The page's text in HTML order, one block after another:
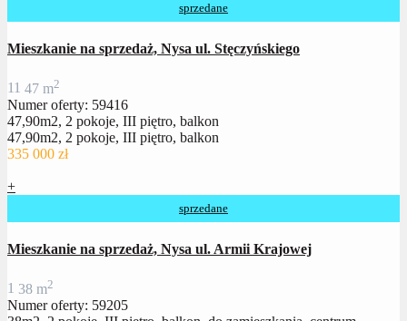
sprzedane
Mieszkanie na sprzedaż, Nysa ul. Stęczyńskiego
11 47 m2
Numer oferty: 59416
47,90m2, 2 pokoje, III piętro, balkon
47,90m2, 2 pokoje, III piętro, balkon
335 000 zł
+
sprzedane
Mieszkanie na sprzedaż, Nysa ul. Armii Krajowej
1 38 m2
Numer oferty: 59205